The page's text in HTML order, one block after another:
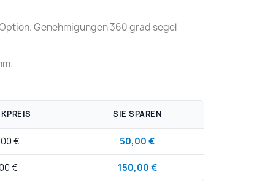
Genehmigungen360 grad segel
SIE SPAREN
€ 50,00 €
€ 150,00 €